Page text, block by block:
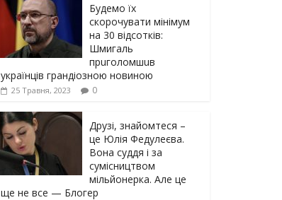
Будемо їх
скорочувати мінімум
на 30 відсотків:
Шмигаль
прuголомшuв
українців грaндіoзнoю новиною
25 Травня, 2023 0
Друзі, знайомтеся –
це Юлія Федулеєва.
Вона суддя і за
сумісництвом
мільйонерка. Але це
ще не все — Блогер